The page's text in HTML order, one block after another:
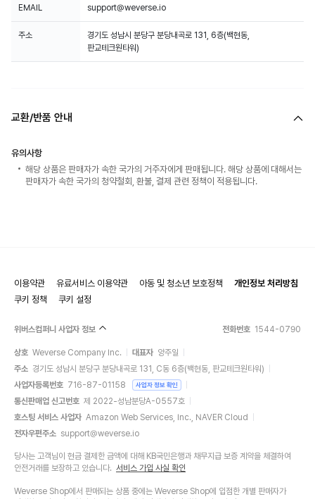
EMAIL support@weverse.io
주소
경기도 성남시 분당구 분당내곡로 131, 6층(백현동,
판교테크원타워)
교환/반품 안내
유의사항
해당 상품은 판매자가 속한 국가의 거주자에게 판매됩니다. 해당 상품에 대해서는
판매자가 속한 국가의 청약철회, 환불, 결제 관련 정책이 적용됩니다.
이용약관 유료서비스 이용약관 아동 및 청소년 보호정책
개인정보 처리방침
쿠키 정책
쿠키 설정
위버스컴퍼니 사업자 정보 전화번호 1544-0790
상호 Weverse Company Inc. 대표자 양주일
주소 경기도 성남시 분당구 분당내곡로 131, C동 6층(백현동, 판교테크원타워)
사업자등록번호 716-87-01158 사업자 정보 확인
통신판매업 신고번호 제 2022-성남분당A-0557호
호스팅 서비스 사업자 Amazon Web Services, Inc., NAVER Cloud
전자우편주소 support@weverse.io
당사는 고객님이 현금 결제한 금액에 대해 KB국민은행과 채무지급 보증 계약을 체결하여
안전거래를 보장하고 있습니다. 서비스 가입 사실 확인
Weverse Shop에서 판매되는 상품 중에는 Weverse Shop에 입점한 개별 판매자가